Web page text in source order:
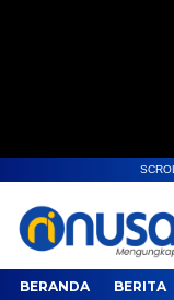
BERANDA BERITA